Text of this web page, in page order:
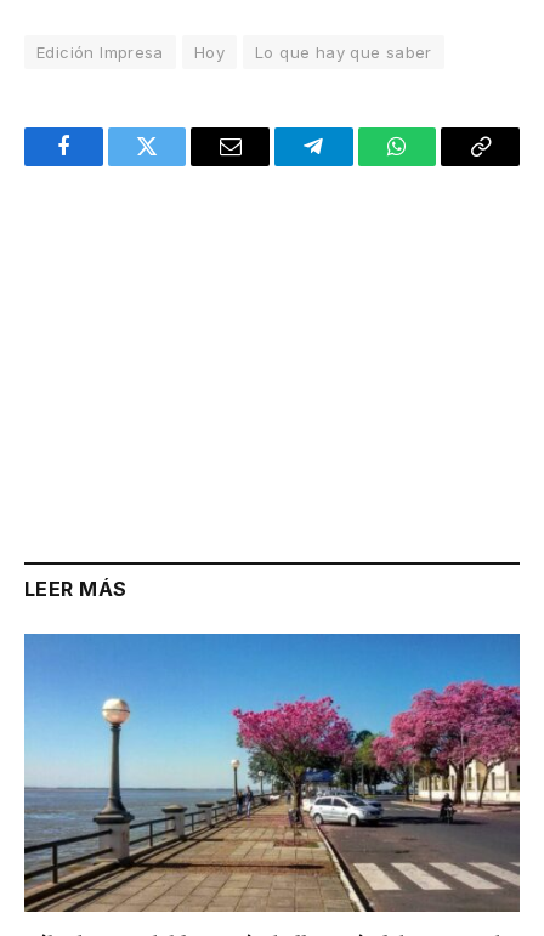
Edición Impresa Hoy Lo que hay que saber
FacebookTwitter Email TelegramWhatsAppCopy
LEER MÁS